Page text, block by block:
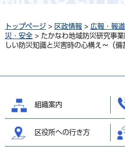
トップページ > 区政情報 > 広報・報道
災・安全 > たかなわ地域防災研究事
しい防災知識と災害時の心構え～（備
組織案内
区役所への行き方